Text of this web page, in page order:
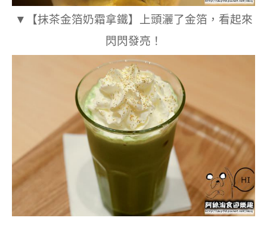
▼
【抹茶金箔奶霜拿鐵‬】上頭灑了金箔，看起來
閃閃發亮！